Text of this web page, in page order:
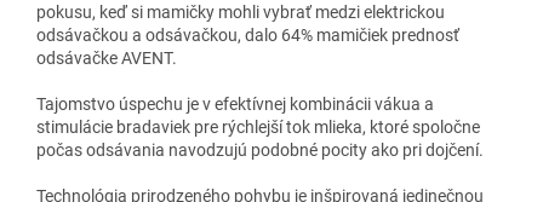
pokusu, keď si mamičky mohli vybrať medzi elektrickou
odsávačkou a odsávačkou, dalo 64% mamičiek prednosť
odsávačke AVENT.
Tajomstvo úspechu je v efektívnej kombinácii vákua a
stimulácie bradaviek pre rýchlejší tok mlieka, ktoré spoločne
počas odsávania navodzujú podobné pocity ako pri dojčení.
Technológia prirodzeného pohybu je inšpirovaná jedinečnou